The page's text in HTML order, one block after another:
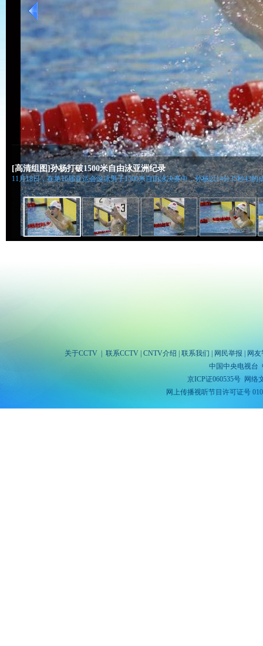
[高清组图]孙杨打破1500米自由泳亚洲纪录
11月18日，在第16届亚运会游泳男子1500米自由泳决赛中，孙杨以14分35秒43
关于CCTV 联系CCTV CNTV介绍 联系我们 网民举报
网
中国中央电视台
京ICP证060535号网络
网上传播视听节目许可证号